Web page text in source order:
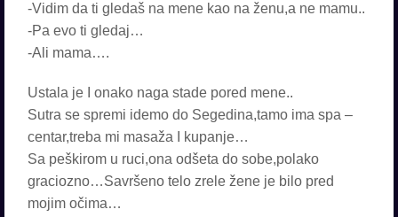
-Vidim da ti gledaš na mene kao na ženu,a ne mamu..
-Pa evo ti gledaj…
-Ali mama….
Ustala je I onako naga stade pored mene..
Sutra se spremi idemo do Segedina,tamo ima spa –
centar,treba mi masaža I kupanje…
Sa peškirom u ruci,ona odšeta do sobe,polako
graciozno…Savršeno telo zrele žene je bilo pred
mojim očima…